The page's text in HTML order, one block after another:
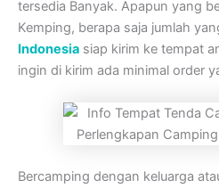
tersedia Banyak. Apapun yang
Kemping, berapa saja jumlah
Indonesia siap kirim ke tempat
ingin di kirim ada minimal order
Bercamping dengan keluarga